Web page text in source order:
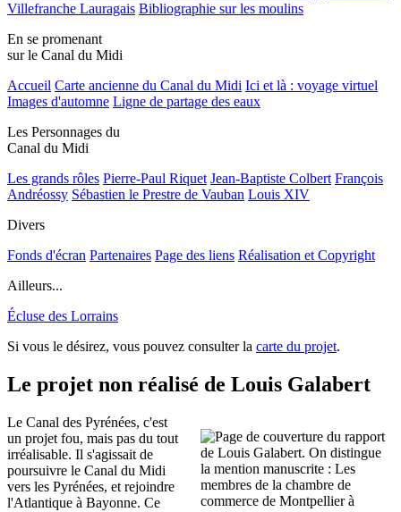
Villefranche Lauragais Bibliographie sur les moulins
En se promenant
sur le Canal du Midi
Accueil Carte ancienne du Canal du Midi Ici et là : voyage virtuel
Images d'automne Ligne de partage des eaux
Les Personnages du
Canal du Midi
Les grands rôles Pierre-Paul Riquet Jean-Baptiste Colbert François
Andréossy Sébastien le Prestre de Vauban Louis XIV
Divers
Fonds d'écran Partenaires Page des liens Réalisation et Copyright
Ailleurs...
Écluse des Lorrains
Si vous le désirez, vous pouvez consulter la carte du projet.
Le projet non réalisé de Louis Galabert
Le Canal des Pyrénées, c'est
un projet fou, mais pas du tout
irréalisable. Il s'agissait de
poursuivre le Canal du Midi
vers les Pyrénées, et rejoindre
l'Atlantique à Bayonne. Ce